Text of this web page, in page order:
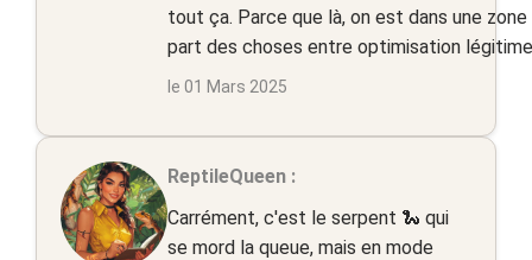
tout ça. Parce que là, on est dans une
part des choses entre optimisation
le 01 Mars 2025
ReptileQueen :
Carrément, c'est le serpent 🐍 qui
se mord la queue, mais en mode